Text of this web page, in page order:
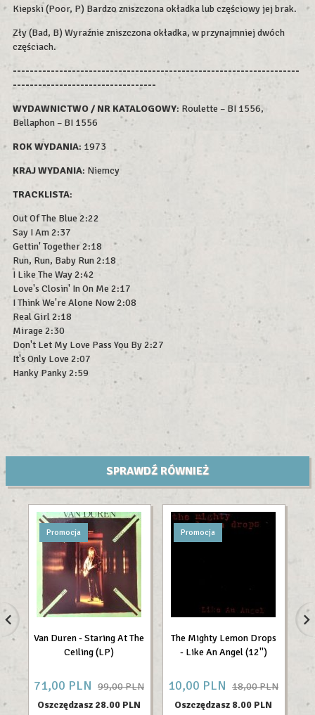
Kiepski (Poor, P) Bardzo zniszczona okładka lub częściowy jej brak.
Zły (Bad, B) Wyraźnie zniszczona okładka, w przynajmniej dwóch
częściach.
--------------------------------------------------------------------
----------------------------------
WYDAWNICTWO / NR KATALOGOWY: Roulette – BI 1556,
Bellaphon – BI 1556
ROK WYDANIA: 1973
KRAJ WYDANIA: Niemcy
TRACKLISTA:
Out Of The Blue 2:22
Say I Am 2:37
Gettin' Together 2:18
Run, Run, Baby Run 2:18
I Like The Way 2:42
Love's Closin' In On Me 2:17
I Think We're Alone Now 2:08
Real Girl 2:18
Mirage 2:30
Don't Let My Love Pass You By 2:27
It's Only Love 2:07
Hanky Panky 2:59
SPRAWDŹ RÓWNIEŻ
Promocja
Van Duren - Staring At The
Ceiling (LP)
71,00 PLN 99,00 PLN
Oszczędzasz 28.00 PLN
Promocja
The Mighty Lemon Drops
- Like An Angel (12'')
10,00 PLN 18,00 PLN
Oszczędzasz 8.00 PLN